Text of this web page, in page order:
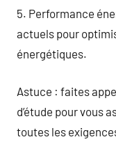
5. Performance
actuels pour
énergétiques.
Astuce : faites
d’étude pour vous
toutes les